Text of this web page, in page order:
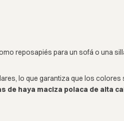
reposapiés para un sofá o una
lo que garantiza que los
de haya maciza polaca de alta